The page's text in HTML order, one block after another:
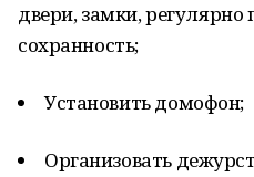
двери, замки, регулярно
сохранность;
Установить домофон;
Организовать